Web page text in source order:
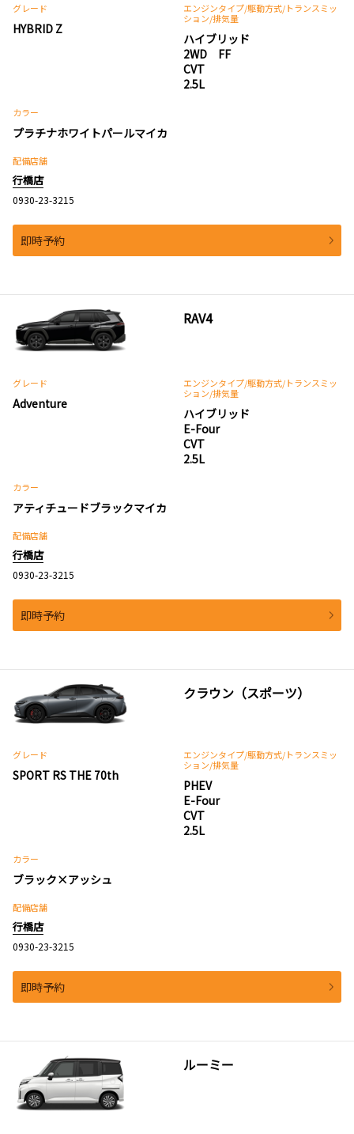
グレード
HYBRID Z
エンジンタイプ/駆動方式/トランスミッ
ション/排気量
ハイブリッド
2WD FF
CVT
2.5L
カラー
プラチナホワイトパールマイカ
配備店舗
行橋店
0930-23-3215
即時予約
RAV4
グレード
Adventure
エンジンタイプ/駆動方式/トランスミッ
ション/排気量
ハイブリッド
E-Four
CVT
2.5L
カラー
アティチュードブラックマイカ
配備店舗
行橋店
0930-23-3215
即時予約
クラウン（スポーツ）
グレード
SPORT RS THE 70th
エンジンタイプ/駆動方式/トランスミッ
ション/排気量
PHEV
E-Four
CVT
2.5L
カラー
ブラック×アッシュ
配備店舗
行橋店
0930-23-3215
即時予約
ルーミー